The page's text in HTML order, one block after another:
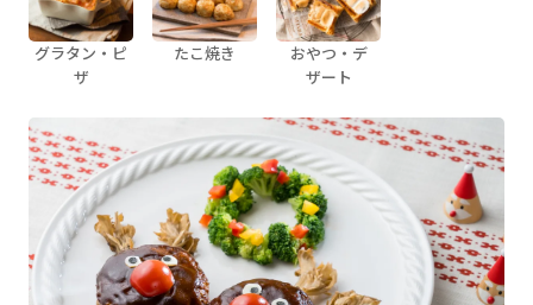
グラタン・ピ
ザ
たこ焼き
おやつ・デ
ザート